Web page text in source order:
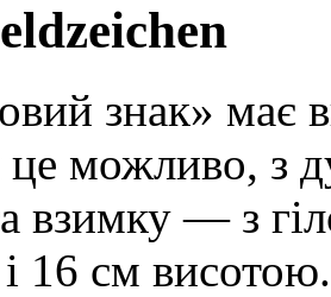
знак» має
це можливо, з
взимку — з
16 см